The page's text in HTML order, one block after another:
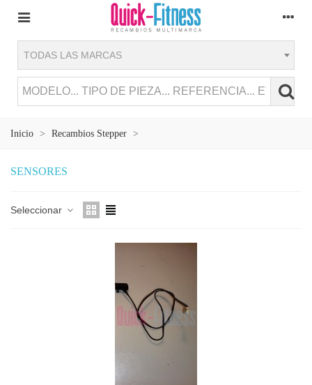
TODAS LAS MARCAS
Inicio > Recambios Stepper >
SENSORES
Seleccionar